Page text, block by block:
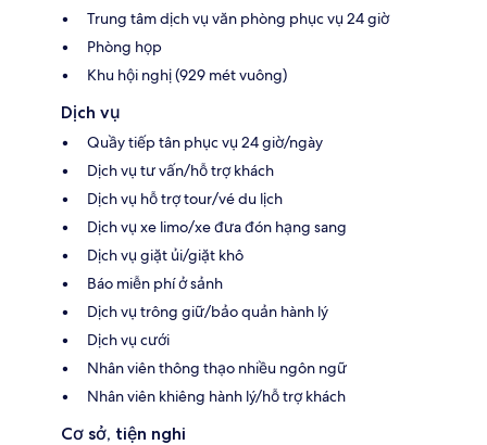
Trung tâm dịch vụ văn phòng phục vụ 24 giờ
Phòng họp
Khu hội nghị (929 mét vuông)
Dịch vụ
Quầy tiếp tân phục vụ 24 giờ/ngày
Dịch vụ tư vấn/hỗ trợ khách
Dịch vụ hỗ trợ tour/vé du lịch
Dịch vụ xe limo/xe đưa đón hạng sang
Dịch vụ giặt ủi/giặt khô
Báo miễn phí ở sảnh
Dịch vụ trông giữ/bảo quản hành lý
Dịch vụ cưới
Nhân viên thông thạo nhiều ngôn ngữ
Nhân viên khiêng hành lý/hỗ trợ khách
Cơ sở, tiện nghi